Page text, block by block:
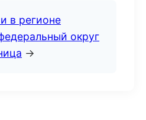
в регионе
округ
→